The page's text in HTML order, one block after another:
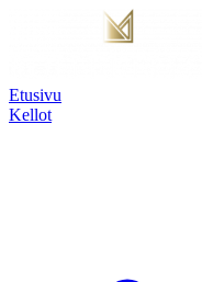
Etusivu
Kellot